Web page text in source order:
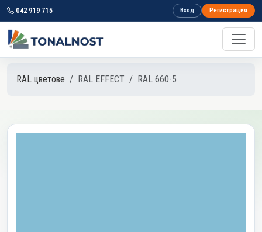
042 919 715 Вход Регистрация
RAL цветове RAL EFFECT RAL 660-5